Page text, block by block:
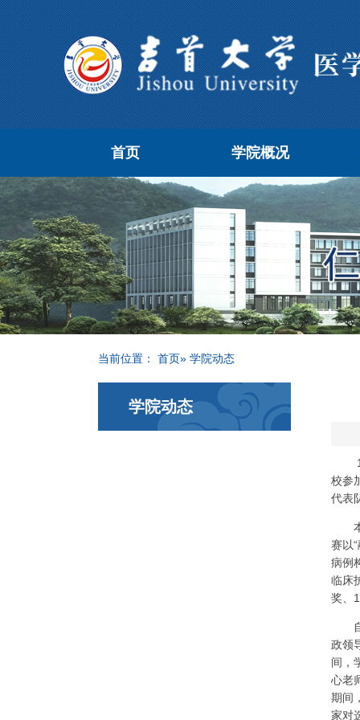
首页 学院概况
当前位置： 首页» 学院动态
学院动态
校参
代表
赛以“
病例
临床
奖、
政领
间，
心老
期间
家对